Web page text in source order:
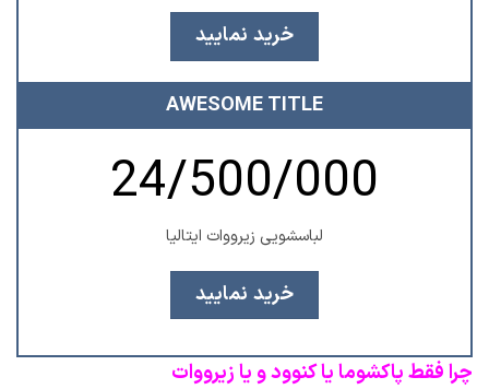
خرید نمایید
AWESOME TITLE
24/500/000
لباسشویی زیرووات ایتالیا
خرید نمایید
چرا فقط پاکشوما یا کنوود و یا زیرووات